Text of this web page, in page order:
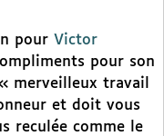
pour Victor
pour son
merveilleux travail
et doit vous
reculée comme le